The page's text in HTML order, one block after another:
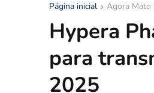
Página inicial Agora Mato
Hypera
para
2025